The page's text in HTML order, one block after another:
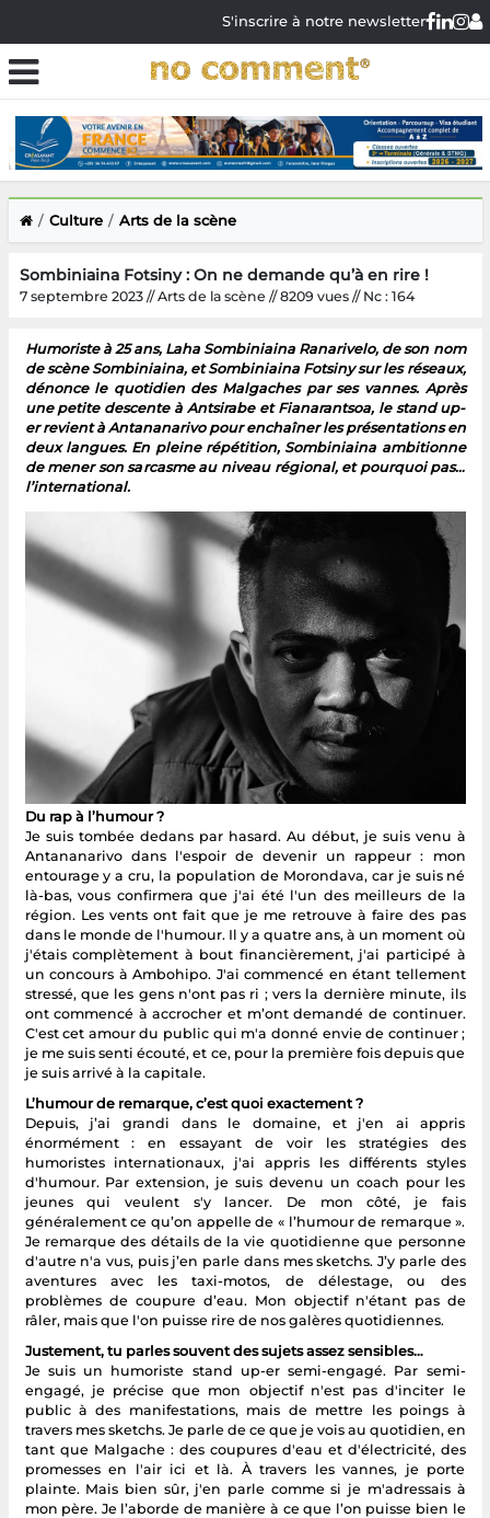
S'inscrire à notre newsletter
Culture Arts de la scène
Sombiniaina Fotsiny : On ne demande qu’à en rire !
7 septembre 2023 // Arts de la scène // 8209 vues // Nc : 164
Humoriste à 25 ans, Laha Sombiniaina Ranarivelo, de son nom
de scène Sombiniaina, et Sombiniaina Fotsiny sur les réseaux,
dénonce le quotidien des Malgaches par ses vannes. Après
une petite descente à Antsirabe et Fianarantsoa, le stand up-
er revient à Antananarivo pour enchaîner les présentations en
deux langues. En pleine répétition, Sombiniaina ambitionne
de mener son sarcasme au niveau régional, et pourquoi pas…
l’international.
Du rap à l’humour ?
Je suis tombée dedans par hasard. Au début, je suis venu à
Antananarivo dans l'espoir de devenir un rappeur : mon
entourage y a cru, la population de Morondava, car je suis né
là-bas, vous confirmera que j'ai été l'un des meilleurs de la
région. Les vents ont fait que je me retrouve à faire des pas
dans le monde de l'humour. Il y a quatre ans, à un moment où
j'étais complètement à bout financièrement, j'ai participé à
un concours à Ambohipo. J'ai commencé en étant tellement
stressé, que les gens n'ont pas ri ; vers la dernière minute, ils
ont commencé à accrocher et m’ont demandé de continuer.
C'est cet amour du public qui m'a donné envie de continuer ;
je me suis senti écouté, et ce, pour la première fois depuis que
je suis arrivé à la capitale.
L’humour de remarque, c’est quoi exactement ?
Depuis, j’ai grandi dans le domaine, et j'en ai appris
énormément : en essayant de voir les stratégies des
humoristes internationaux, j'ai appris les différents styles
d'humour. Par extension, je suis devenu un coach pour les
jeunes qui veulent s'y lancer. De mon côté, je fais
généralement ce qu’on appelle de « l’humour de remarque ».
Je remarque des détails de la vie quotidienne que personne
d'autre n'a vus, puis j’en parle dans mes sketchs. J’y parle des
aventures avec les taxi-motos, de délestage, ou des
problèmes de coupure d’eau. Mon objectif n'étant pas de
râler, mais que l'on puisse rire de nos galères quotidiennes.
Justement, tu parles souvent des sujets assez sensibles…
Je suis un humoriste stand up-er semi-engagé. Par semi-
engagé, je précise que mon objectif n'est pas d'inciter le
public à des manifestations, mais de mettre les poings à
travers mes sketchs. Je parle de ce que je vois au quotidien, en
tant que Malgache : des coupures d'eau et d'électricité, des
promesses en l'air ici et là. À travers les vannes, je porte
plainte. Mais bien sûr, j'en parle comme si je m'adressais à
mon père. Je l’aborde de manière à ce que l’on puisse bien le